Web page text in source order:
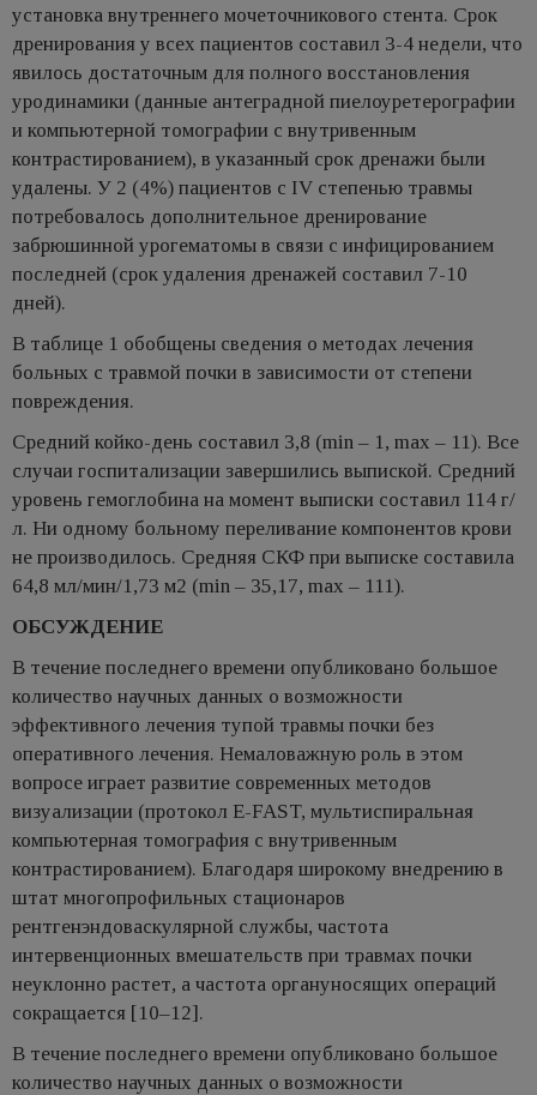
установка внутреннего мочеточникового стента. Срок
дренирования у всех пациентов составил 3-4 недели, что
явилось достаточным для полного восстановления
уродинамики (данные антеградной пиелоуретерографии
и компьютерной томографии с внутривенным
контрастированием), в указанный срок дренажи были
удалены. У 2 (4%) пациентов с IV степенью травмы
потребовалось дополнительное дренирование
забрюшинной урогематомы в связи с инфицированием
последней (срок удаления дренажей составил 7-10
дней).
В таблице 1 обобщены сведения о методах лечения
больных с травмой почки в зависимости от степени
повреждения.
Средний койко-день составил 3,8 (min – 1, max – 11). Все
случаи госпитализации завершились выпиской. Средний
уровень гемоглобина на момент выписки составил 114 г/
л. Ни одному больному переливание компонентов крови
не производилось. Средняя СКФ при выписке составила
64,8 мл/мин/1,73 м2 (min – 35,17, max – 111).
ОБСУЖДЕНИЕ
В течение последнего времени опубликовано большое
количество научных данных о возможности
эффективного лечения тупой травмы почки без
оперативного лечения. Немаловажную роль в этом
вопросе играет развитие современных методов
визуализации (протокол E-FAST, мультиспиральная
компьютерная томография с внутривенным
контрастированием). Благодаря широкому внедрению в
штат многопрофильных стационаров
рентгенэндоваскулярной службы, частота
интервенционных вмешательств при травмах почки
неуклонно растет, а частота органуносящих операций
сокращается [10–12].​​​​​​​
В течение последнего времени опубликовано большое
количество научных данных о возможности